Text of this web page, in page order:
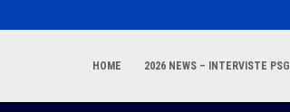
HOME 2026 NEWS – INTERVISTE PSG